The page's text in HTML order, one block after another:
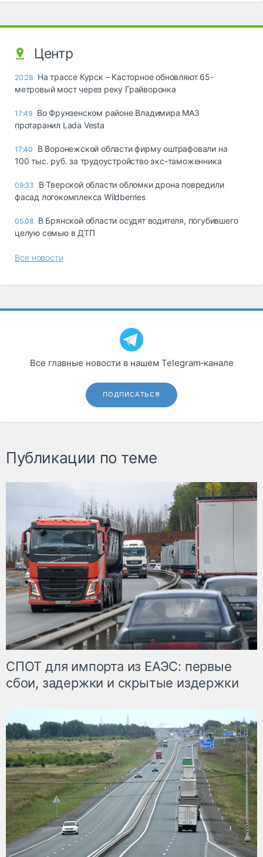
Центр
20:28 На трассе Курск – Касторное обновляют 65-
метровый мост через реку Грайворонка
17:49 Во Фрунзенском районе Владимира МАЗ
протаранил Lada Vesta
17:40
В Воронежской области фирму оштрафовали на
100 тыс. руб. за трудоустройство экс-таможенника
09:33
В Тверской области обломки дрона повредили
фасад логокомплекса Wildberries
05.08 В Брянской области осудят водителя, погубившего
целую семью в ДТП
Все новости
Все главные новости в нашем Telegram‑канале
ПОДПИСАТЬСЯ
Публикации по теме
СПОТ для импорта из ЕАЭС: первые
сбои, задержки и скрытые издержки